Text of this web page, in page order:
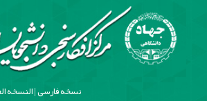
نسخه فارسی|النسخه